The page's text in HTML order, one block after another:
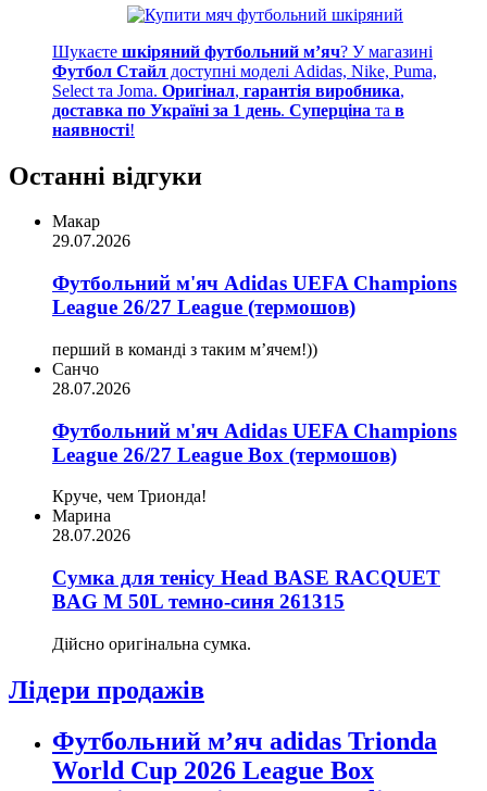
Шукаєте шкіряний футбольний м’яч? У магазині
Футбол Стайл доступні моделі Adidas, Nike, Puma,
Select та Joma. Оригінал, гарантія виробника,
доставка по Україні за 1 день. Суперціна та в
наявності!
Останні відгуки
Макар
29.07.2026
Футбольний м'яч Adidas UEFA Champions
League 26/27 League (термошов)
перший в команді з таким мʼячем!))
Санчо
28.07.2026
Футбольний м'яч Adidas UEFA Champions
League 26/27 League Box (термошов)
Круче, чем Трионда!
Марина
28.07.2026
Сумка для тенісу Head BASE RACQUET
BAG M 50L темно-синя 261315
Дійсно оригінальна сумка.
Лідери продажів
Футбольний м’яч adidas Trionda
World Cup 2026 League Box